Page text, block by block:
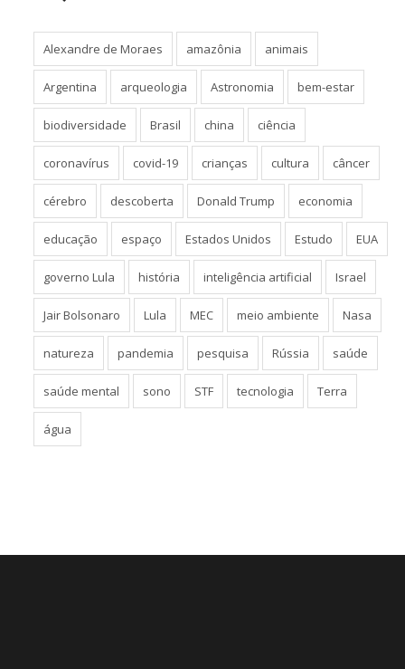
Alexandre de Moraes amazônia animais
Argentina arqueologia Astronomia bem-estar
biodiversidade Brasil china ciência
coronavírus covid-19 crianças cultura câncer
cérebro descoberta Donald Trump economia
educação espaço Estados Unidos Estudo EUA
governo Lula história inteligência artificial Israel
Jair Bolsonaro Lula MEC meio ambiente Nasa
natureza pandemia pesquisa Rússia saúde
saúde mental sono STF tecnologia Terra
água